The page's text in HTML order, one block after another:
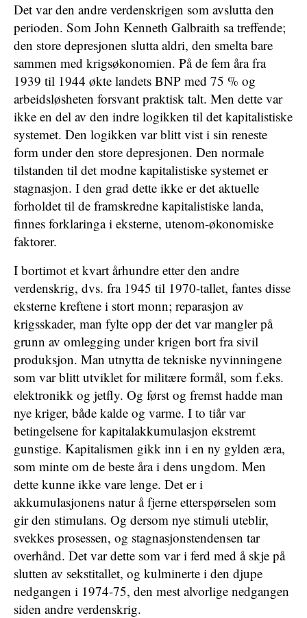
Det var den andre verdenskrigen som avslutta den
perioden. Som John Kenneth Galbraith sa treffende;
den store depresjonen slutta aldri, den smelta bare
sammen med krigsøkonomien. På de fem åra fra
1939 til 1944 økte landets BNP med 75 % og
arbeidsløsheten forsvant praktisk talt. Men dette var
ikke en del av den indre logikken til det kapitalistiske
systemet. Den logikken var blitt vist i sin reneste
form under den store depresjonen. Den normale
tilstanden til det modne kapitalistiske systemet er
stagnasjon. I den grad dette ikke er det aktuelle
forholdet til de framskredne kapitalistiske landa,
finnes forklaringa i eksterne, utenom-økonomiske
faktorer.
I bortimot et kvart århundre etter den andre
verdenskrig, dvs. fra 1945 til 1970-tallet, fantes disse
eksterne kreftene i stort monn; reparasjon av
krigsskader, man fylte opp der det var mangler på
grunn av omlegging under krigen bort fra sivil
produksjon. Man utnytta de tekniske nyvinningene
som var blitt utviklet for militære formål, som f.eks.
elektronikk og jetfly. Og først og fremst hadde man
nye kriger, både kalde og varme. I to tiår var
betingelsene for kapitalakkumulasjon ekstremt
gunstige. Kapitalismen gikk inn i en ny gylden æra,
som minte om de beste åra i dens ungdom. Men
dette kunne ikke vare lenge. Det er i
akkumulasjonens natur å fjerne etterspørselen som
gir den stimulans. Og dersom nye stimuli uteblir,
svekkes prosessen, og stagnasjonstendensen tar
overhånd. Det var dette som var i ferd med å skje på
slutten av sekstitallet, og kulminerte i den djupe
nedgangen i 1974-75, den mest alvorlige nedgangen
siden andre verdenskrig.